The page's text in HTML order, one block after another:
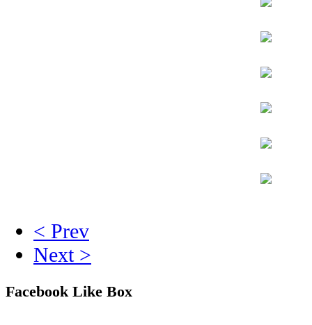
< Prev
Next >
Facebook Like Box